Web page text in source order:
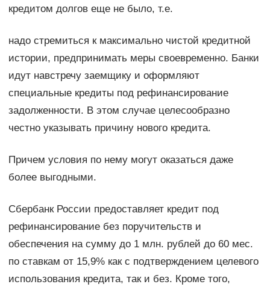
кредитом долгов еще не было, т.е.
надо стремиться к максимально чистой кредитной
истории, предпринимать меры своевременно. Банки
идут навстречу заемщику и оформляют
специальные кредиты под рефинансирование
задолженности. В этом случае целесообразно
честно указывать причину нового кредита.
Причем условия по нему могут оказаться даже
более выгодными.
Сбербанк России предоставляет кредит под
рефинансирование без поручительств и
обеспечения на сумму до 1 млн. рублей до 60 мес.
по ставкам от 15,9% как с подтверждением целевого
использования кредита, так и без. Кроме того,